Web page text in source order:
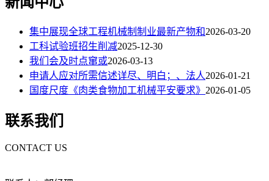
集中展现全球工程机械制制业最新产物和2026-03-20
工科试验班招生削减2025-12-30
我们会及时点窜或2026-03-13
申请人应对所需信述详尽、明白；、法人2026-01-21
国度尺度《肉类食物加工机械平安要求》 2026-01-05
联系我们
CONTACT US